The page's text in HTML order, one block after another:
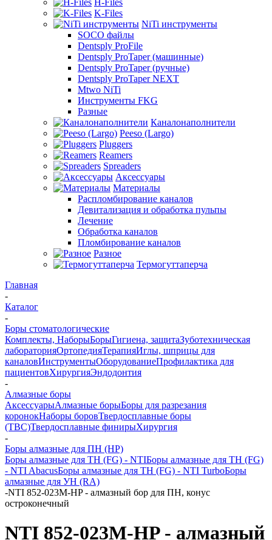
H-Files
K-Files
NiTi инструменты
SOCO файлы
Dentsply ProFile
Dentsply ProTaper (машинные)
Dentsply ProTaper (ручные)
Dentsply ProTaper NEXT
Mtwo NiTi
Инструменты FKG
Разные
Каналонаполнители
Peeso (Largo)
Pluggers
Reamers
Spreaders
Аксессуары
Материалы
Распломбирование каналов
Девитализация и обработка пульпы
Лечение
Обработка каналов
Пломбирование каналов
Разное
Термогуттаперча
Главная
-
Каталог
-
Боры стоматологические
Комплекты, НаборыБорыГигиена, защитаЗуботехническая
лабораторияОртопедияТерапияИглы, шприцы для
каналовИнструментыОборудованиеПрофилактика для
пациентовХирургияЭндодонтия
-
Алмазные боры
АксессуарыАлмазные борыБоры для разрезания
коронокНаборы боровТвердосплавные боры
(ТВС)Твердосплавные финирыХирургия
-
Боры алмазные для ПН (HP)
Боры алмазные для ТН (FG) - NTIБоры алмазные для ТН (FG)
- NTI AbacusБоры алмазные для ТН (FG) - NTI TurboБоры
алмазные для УН (RA)
-NTI 852-023M-HP - алмазный бор для ПН, конус
остроконечный
NTI 852-023M-HP - алмазный